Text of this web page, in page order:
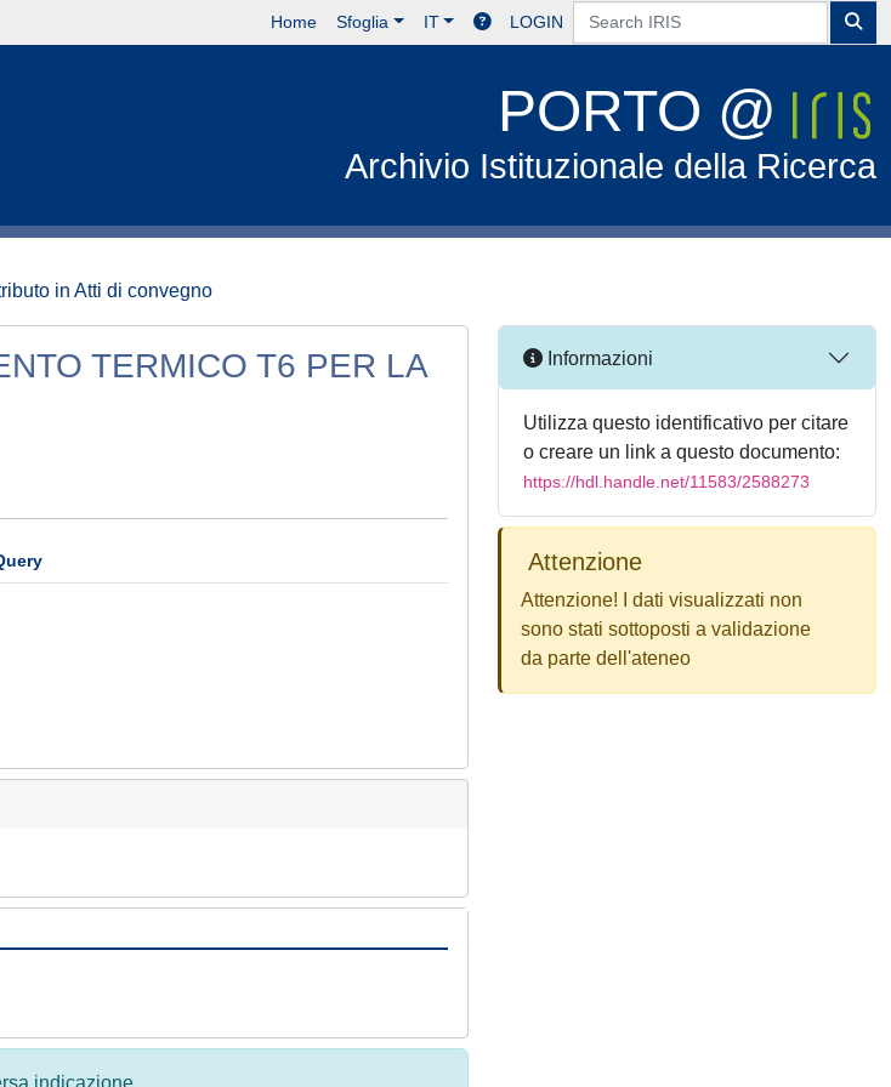
Home Sfoglia IT LOGIN
PORTO @
Archivio Istituzionale della Ricerca
in Atti di convegno
TERMICO T6 PER LA
indicazione.
Informazioni
Utilizza questo identificativo per citare
o creare un link a questo documento:
https://hdl.handle.net/11583/2588273
Attenzione
Attenzione! I dati visualizzati non
sono stati sottoposti a validazione
da parte dell'ateneo